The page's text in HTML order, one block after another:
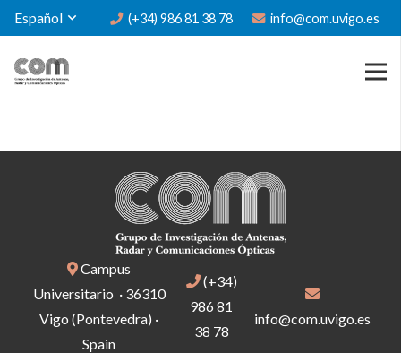
Español (+34) 986 81 38 78 info@com.uvigo.es
Campus
Universitario · 36310
Vigo (Pontevedra) ·
Spain
(+34)
986 81
38 78
info@com.uvigo.es